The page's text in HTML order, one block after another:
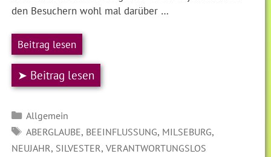
den Besuchern wohl mal darüber …
Beitrag lesen
➤ Beitrag lesen
Kategorien
Allgemein
SCHLAGWÖRTER
ABERGLAUBE, BEEINFLUSSUNG, MILSEBURG,
NEUJAHR, SILVESTER,VERANTWORTUNGSLOS